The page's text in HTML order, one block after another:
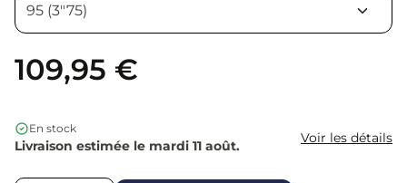
109,95 €
En stock
Livraison estimée le mardi 11 août. Voir les détails